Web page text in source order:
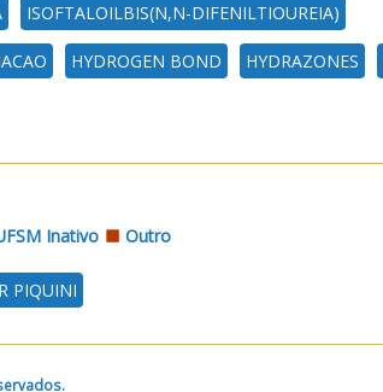
ISOFTALOILBIS(N,N-DIFENILTIOUREIA)
HYDROGEN BOND HYDRAZONES
Inativo Outro
PIQUINI